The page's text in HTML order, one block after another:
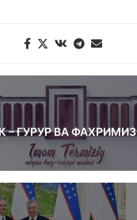
– ҒУРУР ВА ФАХРИМИЗ